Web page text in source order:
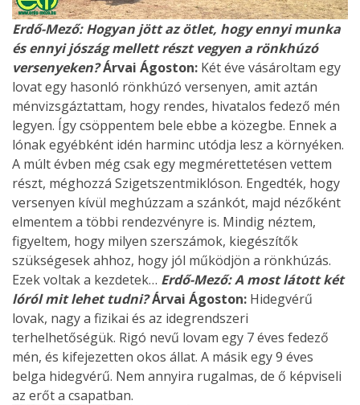
Erdő-Mező: Hogyan jött az ötlet, hogy ennyi munka
és ennyi jószág mellett részt vegyen a rönkhúzó
versenyeken?Árvai Ágoston: Két éve vásároltam egy
lovat egy hasonló rönkhúzó versenyen, amit aztán
ménvizsgáztattam, hogy rendes, hivatalos fedező mén
legyen. Így csöppentem bele ebbe a közegbe. Ennek a
lónak egyébként idén harminc utódja lesz a környéken.
A múlt évben még csak egy megmérettetésen vettem
részt, méghozzá Szigetszentmiklóson. Engedték, hogy
versenyen kívül meghúzzam a szánkót, majd nézőként
elmentem a többi rendezvényre is. Mindig néztem,
figyeltem, hogy milyen szerszámok, kiegészítők
szükségesek ahhoz, hogy jól működjön a rönkhúzás.
Ezek voltak a kezdetek… Erdő-Mező: A most látott két
lóról mit lehet tudni?Árvai Ágoston: Hidegvérű
lovak, nagy a fizikai és az idegrendszeri
terhelhetőségük. Rigó nevű lovam egy 7 éves fedező
mén, és kifejezetten okos állat. A másik egy 9 éves
belga hidegvérű. Nem annyira rugalmas, de ő képviseli
az erőt a csapatban.